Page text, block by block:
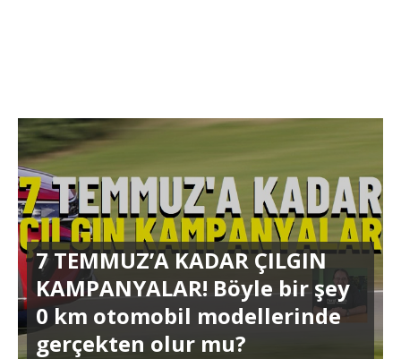
7 TEMMUZ’A KADAR ÇILGIN
KAMPANYALAR! Böyle bir şey
0 km otomobil modellerinde
gerçekten olur mu?